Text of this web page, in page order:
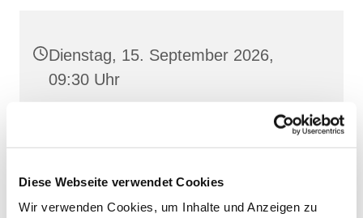
Diese Webseite verwendet Cookies
Wir verwenden Cookies, um Inhalte und Anzeigen zu
Dienstag, 15. September 2026,
09:30 Uhr
St. Josef, Stralsund, Jungfernstieg
3A, 18437 Stralsund